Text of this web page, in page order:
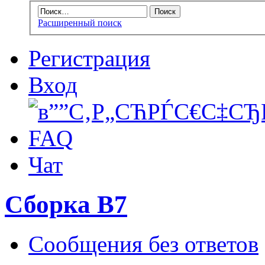
Расширенный поиск
Регистрация
Вход
FAQ
Чат
Сборка B7
Сообщения без ответов